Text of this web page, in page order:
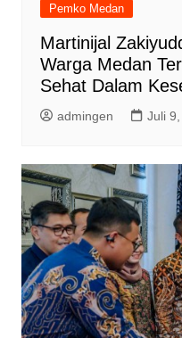
Pemko Medan
Martinijal
Warga Medan
Sehat Dalam
admingen Juli